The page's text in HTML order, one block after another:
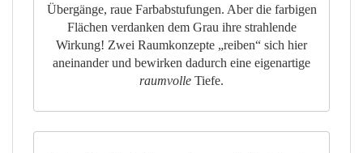
Übergänge, raue Farbabstufungen. Aber die farbigen
Flächen verdanken dem Grau ihre strahlende
Wirkung! Zwei Raumkonzepte „reiben“ sich hier
aneinander und bewirken dadurch eine eigenartige
raumvolle Tiefe.